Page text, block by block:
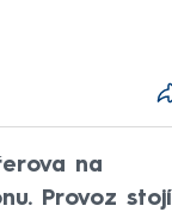
na
Provoz stojí